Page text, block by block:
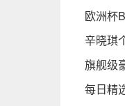
欧洲杯
辛晓琪
旗舰级
每日精